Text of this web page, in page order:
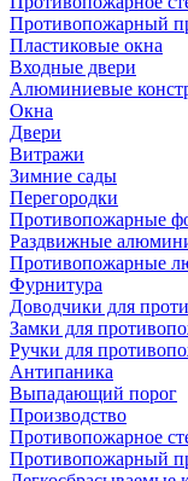
Противопожарный
Пластиковые окна
Входные двери
Алюминиевые
Окна
Двери
Витражи
Зимние сады
Перегородки
Противопожарные
Раздвижные
Противопожарные
Фурнитура
Доводчики для
Замки для
Ручки для
Антипаника
Выпадающий порог
Производство
Противопожарное
Противопожарный